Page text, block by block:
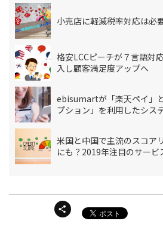
小売店に軽減税率対応は必
格安LCCピーチが７言語対
入し顧客満足度アップへ
ebisumartが「楽天ペイ」
プション」を利用したシス
米国と中国で主流のスコア
にも？2019年注目のサービ